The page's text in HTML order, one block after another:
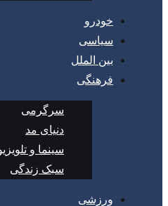
خودرو
سیاسی
بین الملل
فرهنگی
سرگرمی
دنیای مد
سینما و
سبک زندگی
ورزشی